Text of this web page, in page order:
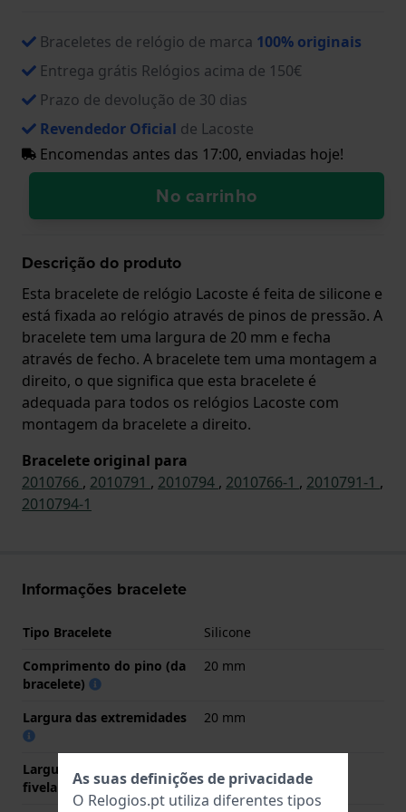
Braceletes de relógio de marca 100% originais
Entrega grátis Relógios acima de 150€
Prazo de devolução de 30 dias
Revendedor Oficial de Lacoste
Encomendas antes das 17:00, enviadas hoje!
No carrinho
Descrição do produto
Esta bracelete de relógio Lacoste é feita de silicone e
está fixada ao relógio através de pinos de pressão. A
bracelete tem uma largura de 20 mm e fecha
através de fecho. A bracelete tem uma montagem a
direito, o que significa que esta bracelete é
adequada para todos os relógios Lacoste com
montagem da bracelete a direito.
Bracelete original para
2010766 , 2010791 , 2010794 , 2010766-1 , 2010791-1 ,
2010794-1
Informações bracelete
Tipo Bracelete
Silicone
Comprimento do pino (da
bracelete)
20 mm
Largura das extremidades 20 mm
Largura da bracelete na
fivela
As suas definições de privacidade
O Relogios.pt utiliza diferentes tipos